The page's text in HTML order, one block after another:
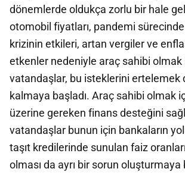
dönemlerde oldukça zorlu bir hale
otomobil fiyatları, pandemi
krizinin etkileri, artan vergiler ve
etkenler nedeniyle araç sahibi olmak
vatandaşlar, bu isteklerini ertelemek
kalmaya başladı. Araç sahibi olmak
üzerine gereken finans desteğini
vatandaşlar bunun için bankaların
taşıt kredilerinde sunulan faiz
olması da ayrı bir sorun oluşturmaya